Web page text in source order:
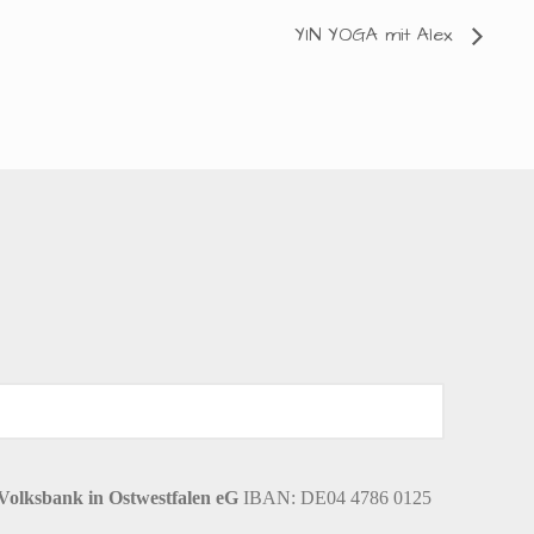
YIN YOGA mit Alex
in Ostwestfalen eGIBAN: DE04 4786 0125